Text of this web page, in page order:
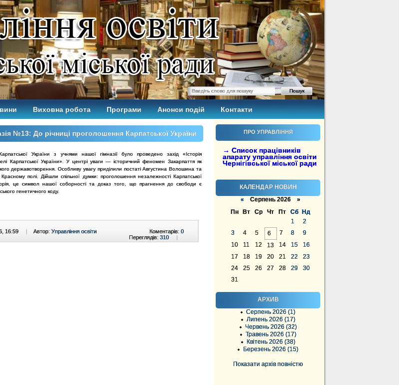
Виховна робота Програми Анонси подій Контакти
ПРО УПРАВЛІННЯ
→ Список працівників
апарату управління освіти
Чернігівської міської ради
КАЛЕНДАР НОВИН
« Серпень 2026 »
Пн
Вт Ср Чт Пт Сб
Нд
1
2
3
4 5 6 7 8
9
10
11 12 13 14 15
16
17
18 19 20 21 22
23
24
25 26 27 28 29
30
31
АРХИВ
Серпень 2026 (1)
Липень 2026 (17)
Червень 2026 (32)
Травень 2026 (17)
Квітень 2026 (38)
Березень 2026 (15)
Показати архів повністю
№13: До річниці проголошення Карпатської України
України з учнями нашої гімназії було проведено захід «Історія
Карпатської України». У центрі уваги — історичний феномен Закарпаття як
державотворення. Особливу увагу приділили постаті Августина Волошина та
полі. Дійшли спільної думки: проголошення незалежності Карпатської
це символ нашої соборності та доказ того, що прагнення до свободи є
генетичного коду.
16:59 | Автор: Управління освіти Коментарів: 0
Переглядів: 310 |